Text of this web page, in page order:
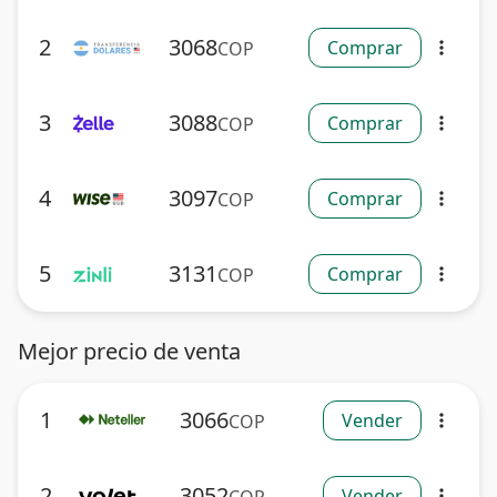
2 3068COP Comprar more_vert
3 3088COP Comprar more_vert
4 3097COP Comprar more_vert
5 3131 COP Comprar more_vert
Mejor precio de venta
1 3066COP Vender more_vert